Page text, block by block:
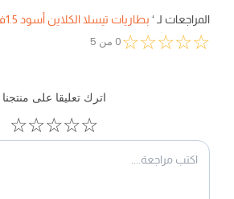
المراجعات لـ ‘ بطاريات تيسلا الكلاين أسود 1.5فولت C 2
☆
☆
☆
☆
☆
0 من
اترك تعليقا على منتجنا
☆
☆
☆
☆
☆